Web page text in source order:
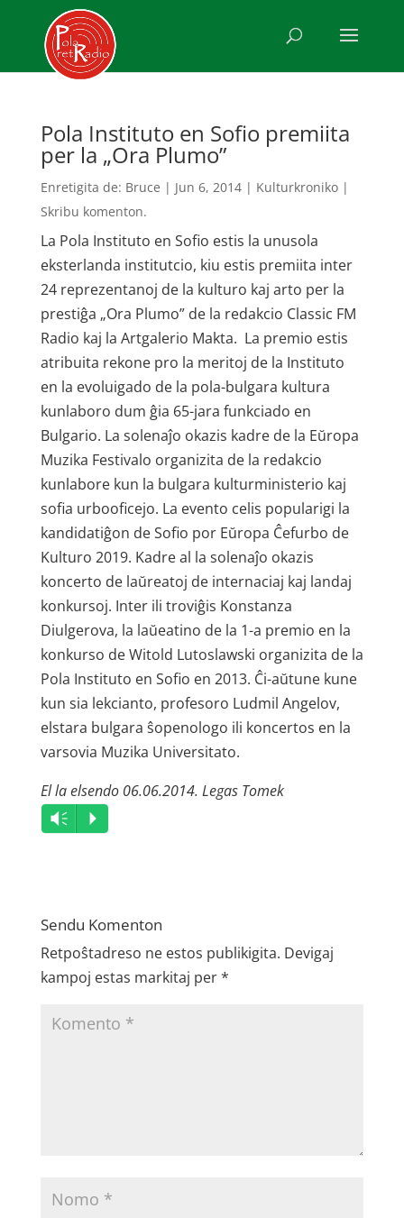
Pola Instituto en Sofio premiita
per la „Ora Plumo”
Enretigita de: Bruce | Jun 6, 2014| Kulturkroniko|
Skribu komenton.
La Pola Instituto en Sofio estis la unusola
eksterlanda institutcio, kiu estis premiita inter
24 reprezentanoj de la kulturo kaj arto per la
prestiĝa „Ora Plumo” de la redakcio Classic FM
Radio kaj la Artgalerio Makta. La premio estis
atribuita rekone pro la meritoj de la Instituto
en la evoluigado de la pola-bulgara kultura
kunlaboro dum ĝia 65-jara funkciado en
Bulgario. La solenaĵo okazis kadre de la Eŭropa
Muzika Festivalo organizita de la redakcio
kunlabore kun la bulgara kultur­ministerio kaj
sofia urbooficejo. La evento celis popularigi la
kandidatiĝon de Sofio por Eŭropa Ĉefurbo de
Kulturo 2019. Kadre al la solenaĵo okazis
koncerto de laŭreatoj de internaciaj kaj landaj
konkursoj. Inter ili troviĝis Konstanza
Diulgerova, la laŭeatino de la 1-a premio en la
konkurso de Witold Lutoslawski organizita de la
Pola Instituto en Sofio en 2013. Ĉi-aŭtune kune
kun sia lekcianto, profesoro Ludmil Angelov,
elstara bulgara ŝopenologo ili koncertos en la
varsovia Muzika Universitato.
El la elsendo 06.06.2014. Legas Tomek
Audio
Player
Vm P
Sendu Komenton
Retpoŝtadreso ne estos publikigita. Devigaj
kampoj estas markitaj per*